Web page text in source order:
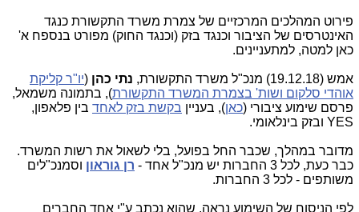
פירוט המהלכים המרכזיים של צמרת משרד התקשורת כנגד
האינטרסים של הציבור וכנגד בזק (וכנגד החוק) מפורט בנספח א'
כאן למטה, למתעניינים.
אמש (19.12.18) מנכ"ל משרד התקשורת, נתי כהן (יו"ר קליקת
אוהדי סלקום ושות' בצמרת המשרד התקשורת), בתמונה משמאל,
פרסם שימוע ציבורי (כאן), בעניין בקשת בזק לאחד בין פלאפון,
YES ובזק בינלאומי.
מדובר במהלך, שכבר החל בפועל, בלי לשאול את רשות המשרד.
כבר כעת, לכל 3 החברות יש מנכ"ל אחד -
רן גוראון וסמנכ"לים
משותפים - לכל 3 החברות.
לפי הניסוח של השימוע נראה, שהוא נכתב ע"י אחד החברים